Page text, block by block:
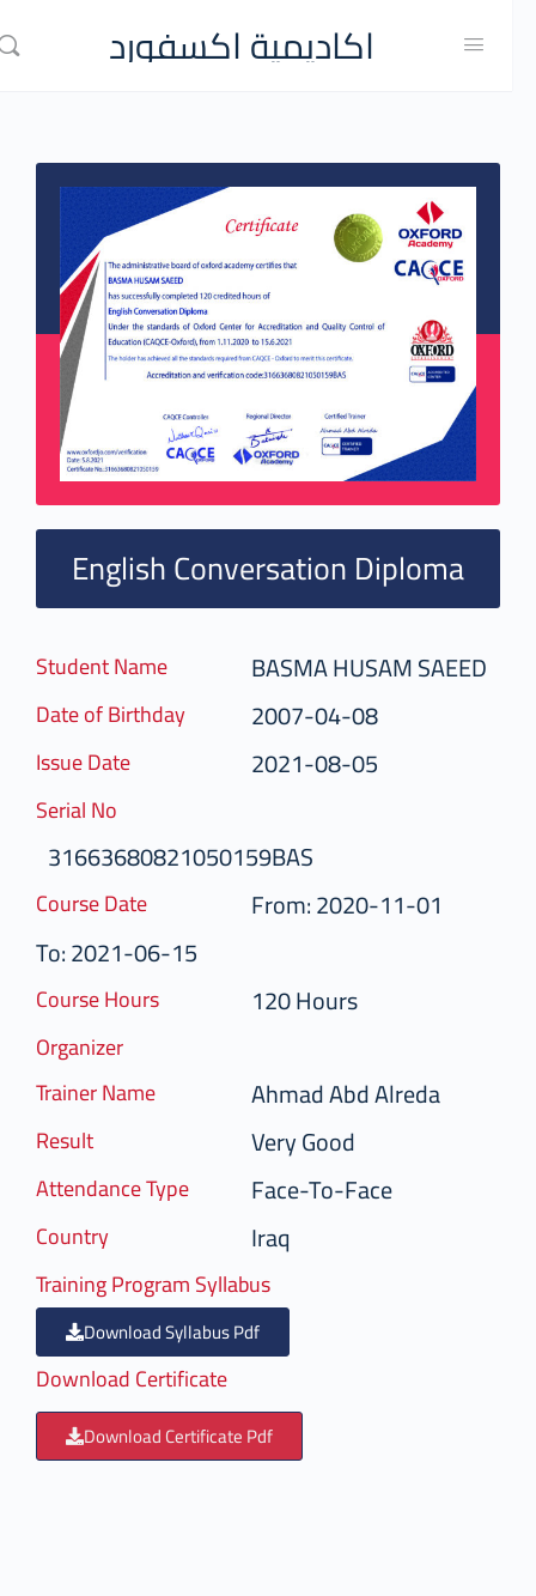
اكاديمية اكسفورد
English Conversation Diploma
Student Name BASMA HUSAM SAEED
Date of Birthday 2007-04-08
Issue Date 2021-08-05
Serial No
31663680821050159BAS
Course Date
From: 2020-11-01
To: 2021-06-15
Course Hours 120 Hours
Organizer
Trainer Name
Ahmad Abd Alreda
Result Very Good
Attendance Type Face-To-Face
Country Iraq
Training Program Syllabus
Download Syllabus Pdf
Download Certificate
Download Certificate Pdf